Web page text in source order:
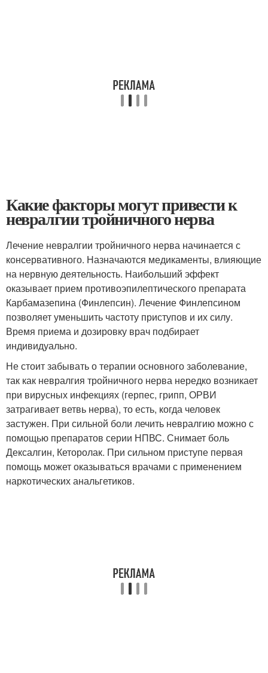
Какие факторы могут привести к
невралгии тройничного нерва
Лечение невралгии тройничного нерва начинается с
консервативного. Назначаются медикаменты, влияющие
на нервную деятельность. Наибольший эффект
оказывает прием противоэпилептического препарата
Карбамазепина (Финлепсин). Лечение Финлепсином
позволяет уменьшить частоту приступов и их силу.
Время приема и дозировку врач подбирает
индивидуально.
Не стоит забывать о терапии основного заболевание,
так как невралгия тройничного нерва нередко возникает
при вирусных инфекциях (герпес, грипп, ОРВИ
затрагивает ветвь нерва), то есть, когда человек
застужен. При сильной боли лечить невралгию можно с
помощью препаратов серии НПВС. Снимает боль
Дексалгин, Кеторолак. При сильном приступе первая
помощь может оказываться врачами с применением
наркотических анальгетиков.